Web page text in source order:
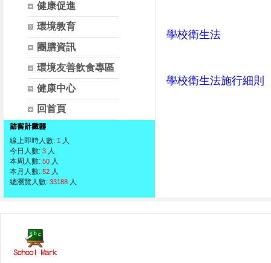
健康促進
環境教育
團膳資訊
環境友善飲食專區
健康中心
回首頁
線上即時人數: 1 人
今日人數: 3 人
本周人數: 50 人
本月人數: 52 人
總瀏覽人數: 33188 人
學校衛生法
學校衛生法施行細則